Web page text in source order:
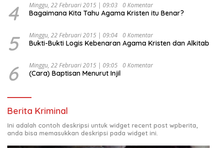
4 Minggu, 22 Februari 2015 | 09:03 0 Komentar
Bagaimana Kita Tahu Agama Kristen itu Benar?
5 Minggu, 22 Februari 2015 | 09:04 0 Komentar
Bukti-Bukti Logis Kebenaran Agama Kristen dan Alkitab
6 Minggu, 22 Februari 2015 | 09:05 0 Komentar
(Cara) Baptisan Menurut Injil
Berita Kriminal
Ini adalah contoh deskripsi untuk widget recent post wpberita,
anda bisa memasukkan deskripsi pada widget ini.